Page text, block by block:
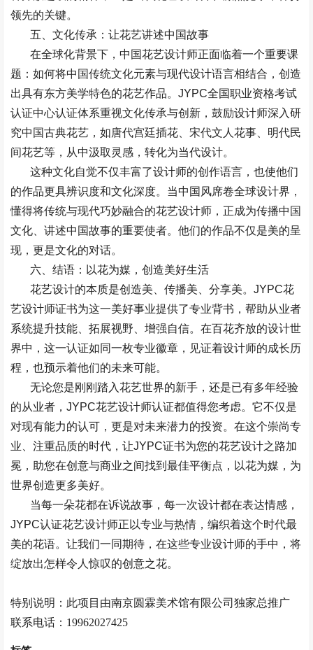
领先的关键。
五、文化传承：让花艺讲述中国故事
在全球化背景下，中国花艺设计师正面临着一个重要课
题：如何将中国传统文化元素与现代设计语言相结合，创造
出具有东方美学特色的花艺作品。JYPC全国职业资格考试
认证中心认证体系重视文化传承与创新，鼓励设计师深入研
究中国古典花艺，如唐代宫廷插花、宋代文人花事、明代民
间花艺等，从中汲取灵感，转化为当代设计。
这种文化自觉不仅丰富了设计师的创作语言，也使他们
的作品更具辨识度和文化深度。当中国风席卷全球设计界，
懂得将传统与现代巧妙融合的花艺设计师，正成为传播中国
文化、讲述中国故事的重要使者。他们的作品不仅是美的呈
现，更是文化的对话。
六、结语：以花为媒，创造美好生活
花艺设计的本质是创造美、传播美、分享美。JYPC花
艺设计师证书为这一美好事业提供了专业背书，帮助从业者
系统提升技能、拓展视野、增强自信。在百花齐放的设计世
界中，这一认证如同一枚专业徽章，见证着设计师的成长历
程，也预示着他们的未来可能。
无论您是刚刚踏入花艺世界的新手，还是已有多年经验
的从业者，JYPC花艺设计师认证都值得您考虑。它不仅是
对现有能力的认可，更是对未来潜力的投资。在这个崇尚专
业、注重品质的时代，让JYPC证书为您的花艺设计之路加
冕，助您在创意与商业之间找到最佳平衡点，以花为媒，为
世界创造更多美好。
当每一朵花都在诉说故事，每一次设计都在表达情感，
JYPC认证花艺设计师正以专业与热情，编织着这个时代最
美的花语。让我们一同期待，在这些专业设计师的手中，将
绽放出怎样令人惊叹的创意之花。
特别说明：此项目由南京圆霖美术馆有限公司独家总推广
联系电话： 19962027425